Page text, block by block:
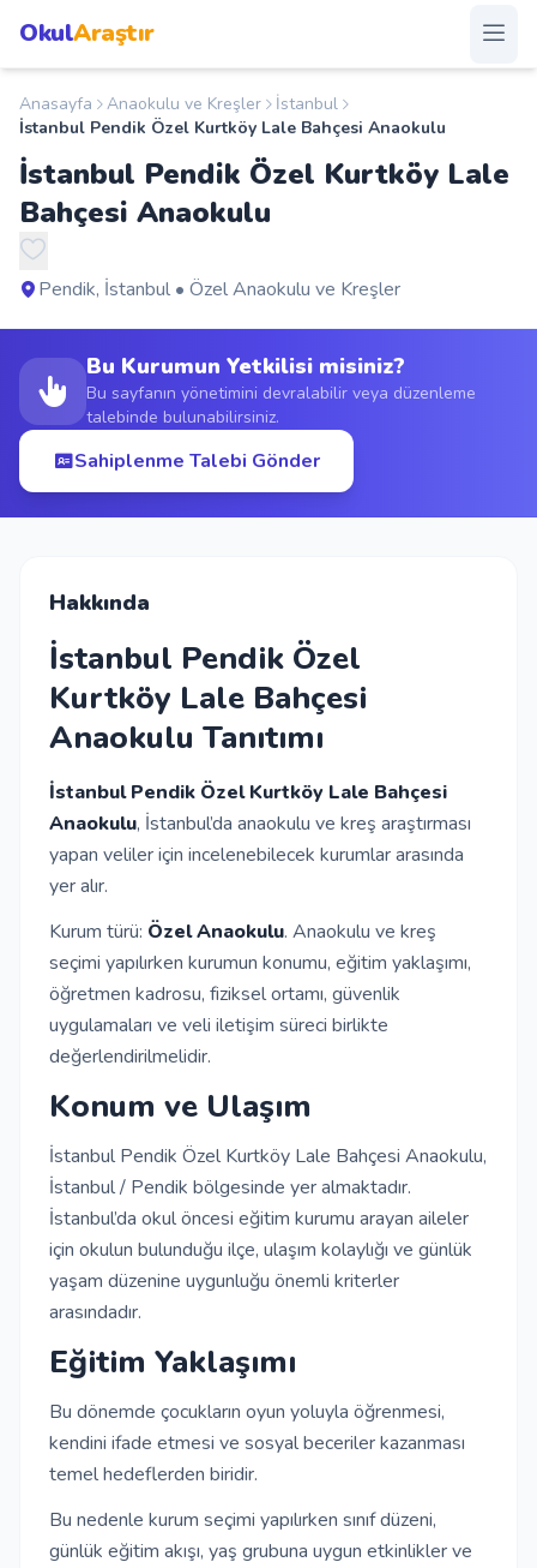
OkulAraştır
Anasayfa
Okullar
Şehirler
Duyurular
S.S.S.
Blog
Giriş Yap
Kayıt Ol
Okul Ekle
Anasayfa Anaokulu ve Kreşler
İstanbul
İstanbul Pendik Özel Kurtköy Lale Bahçesi Anaokulu
İstanbul Pendik Özel Kurtköy Lale
Bahçesi Anaokulu
Pendik, İstanbul • Özel Anaokulu ve Kreşler
Bu Kurumun Yetkilisi misiniz?
Bu sayfanın yönetimini devralabilir veya düzenleme
talebinde bulunabilirsiniz.
Sahiplenme Talebi Gönder
Hakkında
İstanbul Pendik Özel
Kurtköy Lale Bahçesi
Anaokulu Tanıtımı
İstanbul Pendik Özel Kurtköy Lale Bahçesi
Anaokulu, İstanbul’da anaokulu ve kreş araştırması
yapan veliler için incelenebilecek kurumlar arasında
yer alır.
Kurum türü: Özel Anaokulu. Anaokulu ve kreş
seçimi yapılırken kurumun konumu, eğitim yaklaşımı,
öğretmen kadrosu, fiziksel ortamı, güvenlik
uygulamaları ve veli iletişim süreci birlikte
değerlendirilmelidir.
Konum ve Ulaşım
İstanbul Pendik Özel Kurtköy Lale Bahçesi Anaokulu,
İstanbul / Pendik bölgesinde yer almaktadır.
İstanbul’da okul öncesi eğitim kurumu arayan aileler
için okulun bulunduğu ilçe, ulaşım kolaylığı ve günlük
yaşam düzenine uygunluğu önemli kriterler
arasındadır.
Eğitim Yaklaşımı
Bu dönemde çocukların oyun yoluyla öğrenmesi,
kendini ifade etmesi ve sosyal beceriler kazanması
temel hedeflerden biridir.
Bu nedenle kurum seçimi yapılırken sınıf düzeni,
günlük eğitim akışı, yaş grubuna uygun etkinlikler ve